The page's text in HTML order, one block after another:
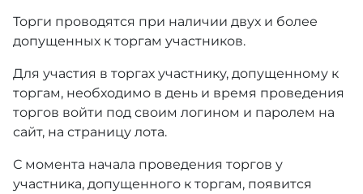
Торги проводятся при наличии двух и более
допущенных к торгам участников.
Для участия в торгах участнику, допущенному к
торгам, необходимо в день и время проведения
торгов войти под своим логином и паролем на
сайт, на страницу лота.
С момента начала проведения торгов у
участника, допущенного к торгам, появится